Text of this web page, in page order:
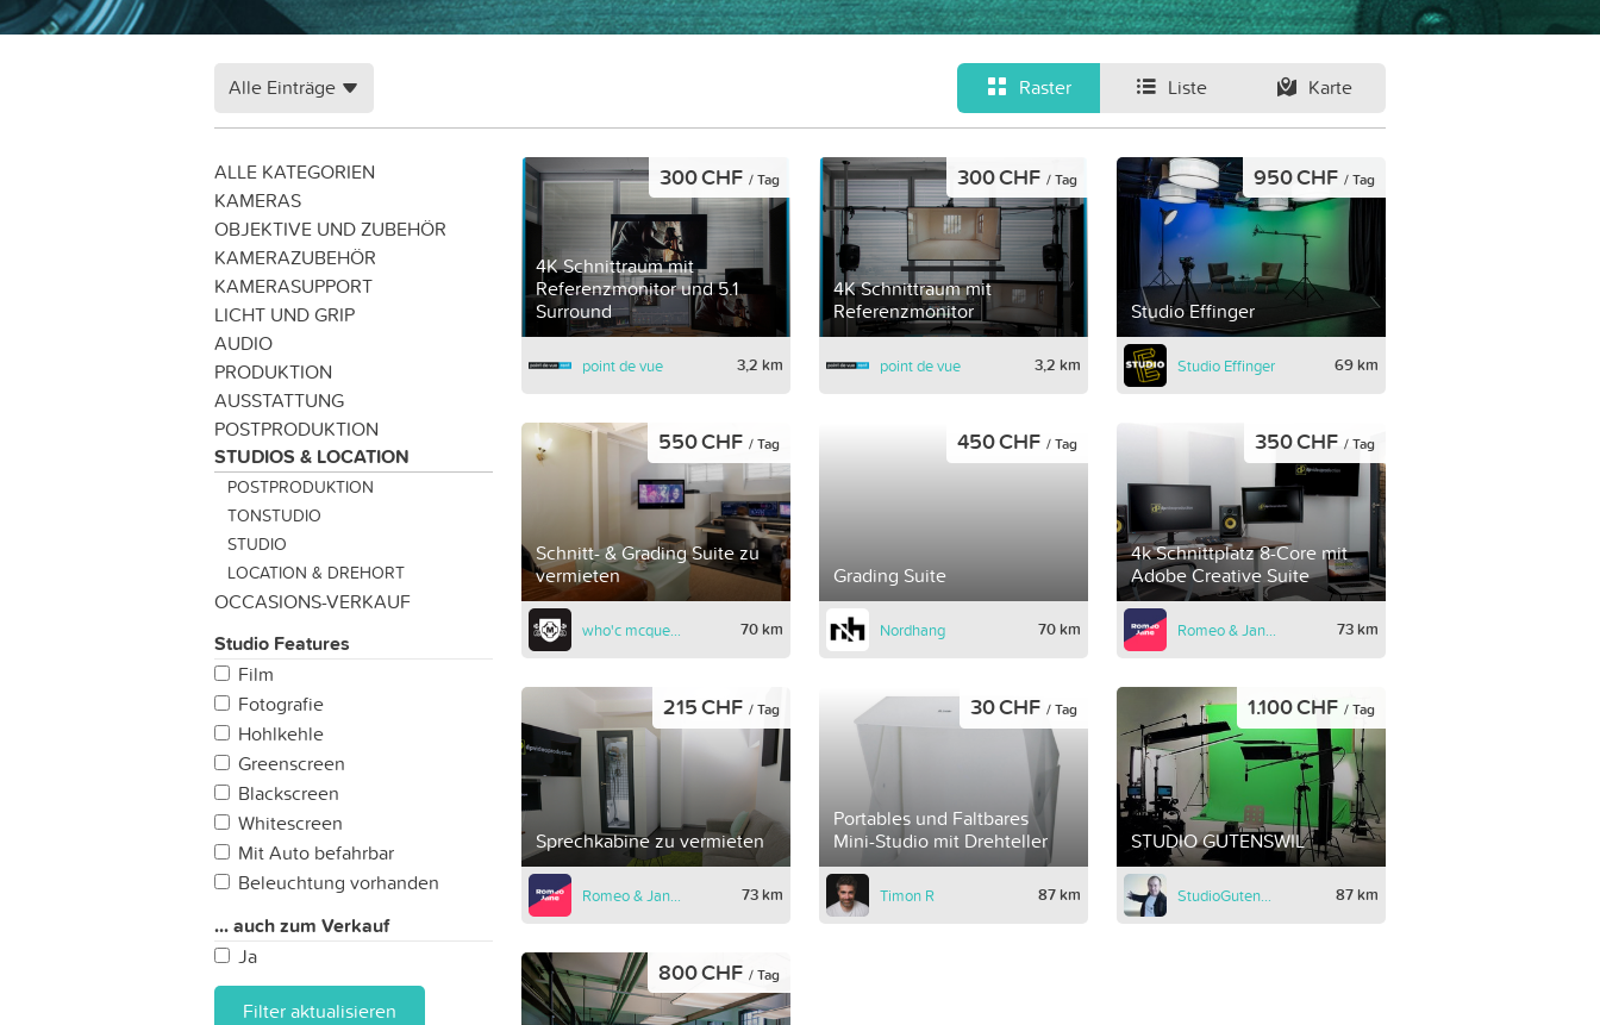
Raster Liste Karte
Alle Einträge
ALLE KATEGORIEN
KAMERAS
OBJEKTIVE UND ZUBEHÖR
KAMERAZUBEHÖR
KAMERASUPPORT
LICHT UND GRIP
AUDIO
PRODUKTION
AUSSTATTUNG
POSTPRODUKTION
STUDIOS & LOCATION
POSTPRODUKTION
TONSTUDIO
STUDIO
LOCATION & DREHORT
OCCASIONS-VERKAUF
Studio Features
Film
Fotografie
Hohlkehle
Greenscreen
Blackscreen
Whitescreen
Mit Auto befahrbar
Beleuchtung vorhanden
... auch zum Verkauf
Ja
Filter aktualisieren
4K Schnittraum mit
Referenzmonitor und 5.1
Surround
300 CHF / Tag
point de vue 3,2 km
4K Schnittraum mit
Referenzmonitor
300 CHF / Tag
point de vue 3,2 km
Studio Effinger
950 CHF / Tag
Studio Effinger 69 km
Schnitt- & Grading Suite zu
vermieten
550 CHF / Tag
who'c mcqueen picture 70 km
Grading Suite
450 CHF / Tag
Nordhang 70 km
4k Schnittplatz 8-Core mit
Adobe Creative Suite
350 CHF / Tag
Romeo & Jane GmbH 73 km
Sprechkabine zu vermieten
215 CHF / Tag
Romeo & Jane GmbH 73 km
Portables und Faltbares
Mini-Studio mit Drehteller
30 CHF / Tag
Timon R 87 km
STUDIO GUTENSWIL
1.100 CHF / Tag
StudioGutenswil 87 km
800 CHF / Tag